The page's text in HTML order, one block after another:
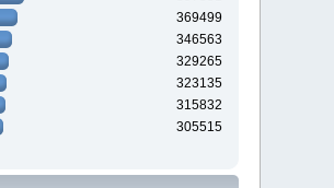
369499
346563
329265
323135
315832
305515